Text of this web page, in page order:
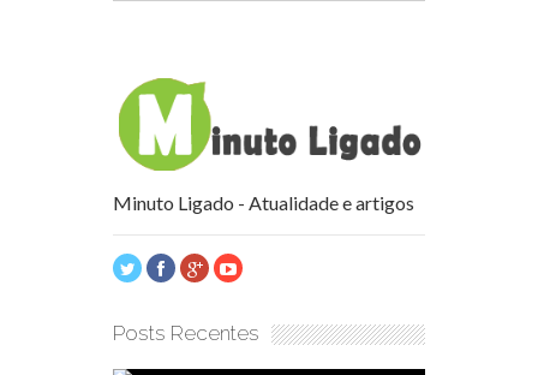
Minuto Ligado - Atualidade e artigos
Posts Recentes